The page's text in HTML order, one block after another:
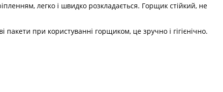
легко і швидко розкладається. Горщик стійкий, не
при користуванні горщиком, це зручно і гігієнічно.